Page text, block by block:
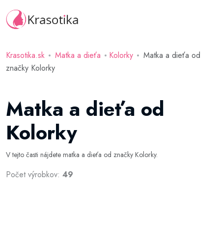
Krasotika.sk Matka a dieťa Kolorky
Matka a dieťa od
značky Kolorky
Matka a dieťa od
Kolorky
V tejto časti nájdete matka a dieťa od značky Kolorky.
Počet výrobkov: 49